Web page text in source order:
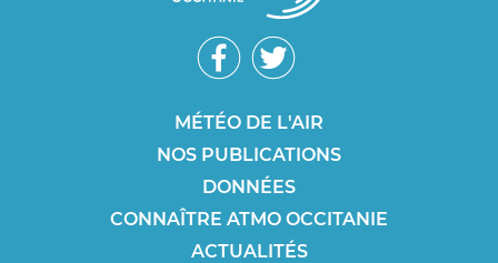
Réseaux
sociaux
MÉTÉO DE L'AIR
NOS PUBLICATIONS
DONNÉES
CONNAÎTRE ATMO OCCITANIE
ACTUALITÉS